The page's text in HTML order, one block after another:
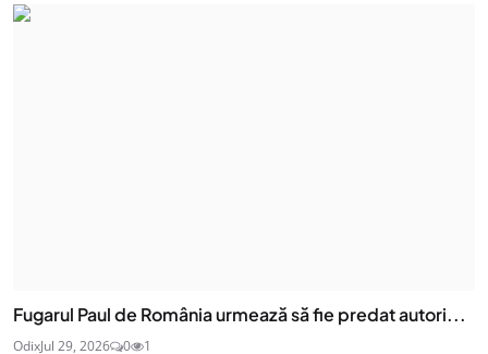
Fugarul Paul de România urmează să fie predat autori...
OdixJul 29, 2026 0 1